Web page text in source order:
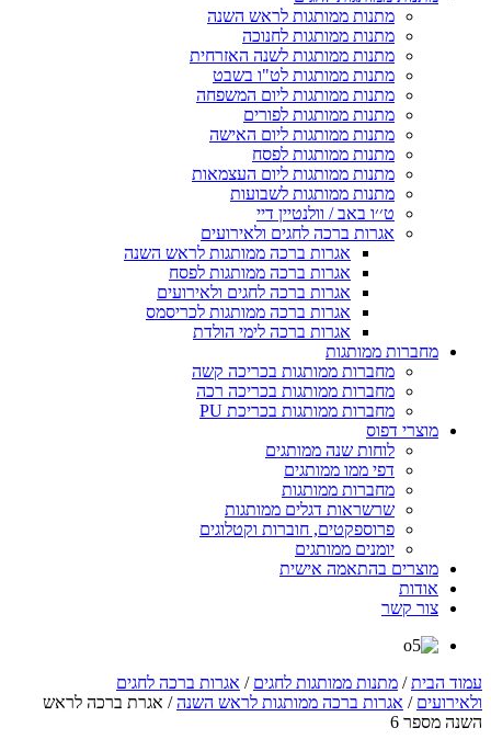
מתנות ממותגות לראש השנה
מתנות ממותגות לחנוכה
מתנות ממותגות לשנה האזרחית
מתנות ממותגות לט"ו בשבט
מתנות ממותגות ליום המשפחה
מתנות ממותגות לפורים
מתנות ממותגות ליום האישה
מתנות ממותגות לפסח
מתנות ממותגות ליום העצמאות
מתנות ממותגות לשבועות
ט׳׳ו באב / וולנטיין דיי
אגרות ברכה לחגים ולאירועים
אגרות ברכה ממותגות לראש השנה
אגרות ברכה ממותגות לפסח
אגרות ברכה לחגים ולאירועים
אגרות ברכה ממותגות לכריסמס
אגרות ברכה לימי הולדת
מחברות ממותגות
מחברות ממותגות בכריכה קשה
מחברות ממותגות בכריכה רכה
מחברות ממותגות בכריכת PU
מוצרי דפוס
לוחות שנה ממותגים
דפי ממו ממותגים
מחברות ממותגות
שרשראות דגלים ממותגות
פרוספקטים, חוברות וקטלוגים
יומנים ממותגים
מוצרים בהתאמה אישית
אודות
צור קשר
עמוד הבית/ מתנות ממותגות לחגים / אגרות ברכה לחגים
ולאירועים / אגרות ברכה ממותגות לראש השנה/ אגרת ברכה לראש
השנה מספר 6